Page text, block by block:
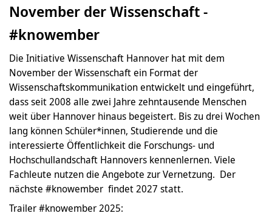
November der Wissenschaft -
#knowember
Die Initiative Wissenschaft Hannover hat mit dem
November der Wissenschaft ein Format der
Wissenschaftskommunikation entwickelt und eingeführt,
dass seit 2008 alle zwei Jahre zehntausende Menschen
weit über Hannover hinaus begeistert. Bis zu drei Wochen
lang können Schüler*innen, Studierende und die
interessierte Öffentlichkeit die Forschungs- und
Hochschullandschaft Hannovers kennenlernen. Viele
Fachleute nutzen die Angebote zur Vernetzung. Der
nächste #knowember findet 2027 statt.
Trailer #knowember 2025: